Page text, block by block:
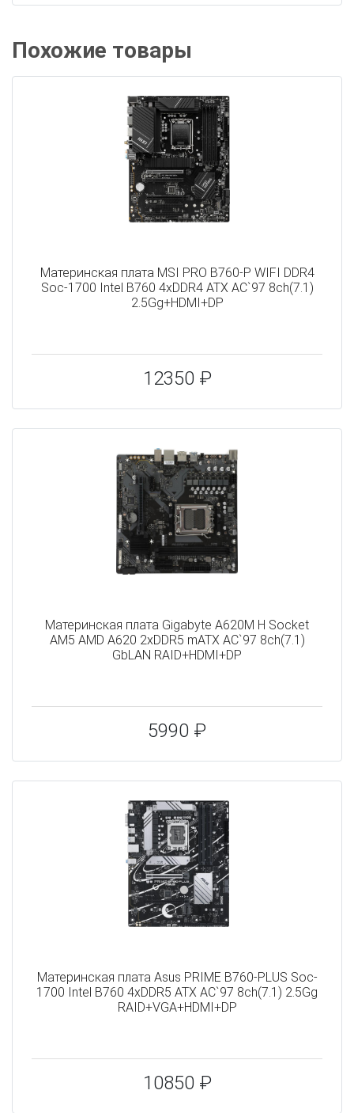
Похожие товары
Материнская плата MSI PRO B760-P WIFI DDR4
Soc-1700 Intel B760 4xDDR4 ATX AC`97 8ch(7.1)
2.5Gg+HDMI+DP
12350 ₽
Материнская плата Gigabyte A620M H Socket
AM5 AMD A620 2xDDR5 mATX AC`97 8ch(7.1)
GbLAN RAID+HDMI+DP
5990 ₽
Материнская плата Asus PRIME B760-PLUS Soc-
1700 Intel B760 4xDDR5 ATX AC`97 8ch(7.1) 2.5Gg
RAID+VGA+HDMI+DP
10850 ₽